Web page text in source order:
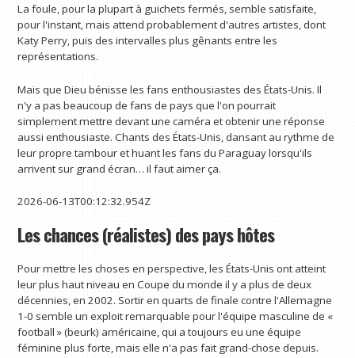
La foule, pour la plupart à guichets fermés, semble satisfaite,
pour l'instant, mais attend probablement d'autres artistes, dont
Katy Perry, puis des intervalles plus gênants entre les
représentations.
Mais que Dieu bénisse les fans enthousiastes des États-Unis. Il
n'y a pas beaucoup de fans de pays que l'on pourrait
simplement mettre devant une caméra et obtenir une réponse
aussi enthousiaste. Chants des États-Unis, dansant au rythme de
leur propre tambour et huant les fans du Paraguay lorsqu'ils
arrivent sur grand écran… il faut aimer ça.
2026-06-13T00:12:32.954Z
Les chances (réalistes) des pays hôtes
Pour mettre les choses en perspective, les États-Unis ont atteint
leur plus haut niveau en Coupe du monde il y a plus de deux
décennies, en 2002. Sortir en quarts de finale contre l'Allemagne
1-0 semble un exploit remarquable pour l'équipe masculine de «
football » (beurk) américaine, qui a toujours eu une équipe
féminine plus forte, mais elle n'a pas fait grand-chose depuis.